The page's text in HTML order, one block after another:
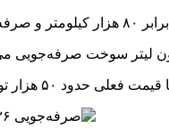
می‌کند.
سالانه حدود ۳۶ همت خواهد بود.